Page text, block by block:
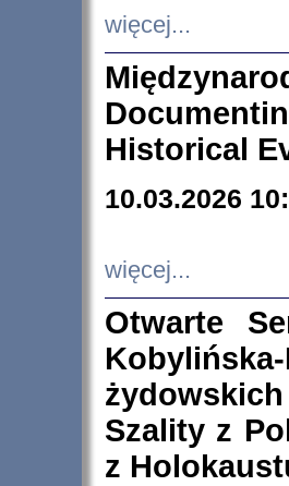
więcej...
Historical
10.03.2026
więcej...
Otwarte
Szality z
z